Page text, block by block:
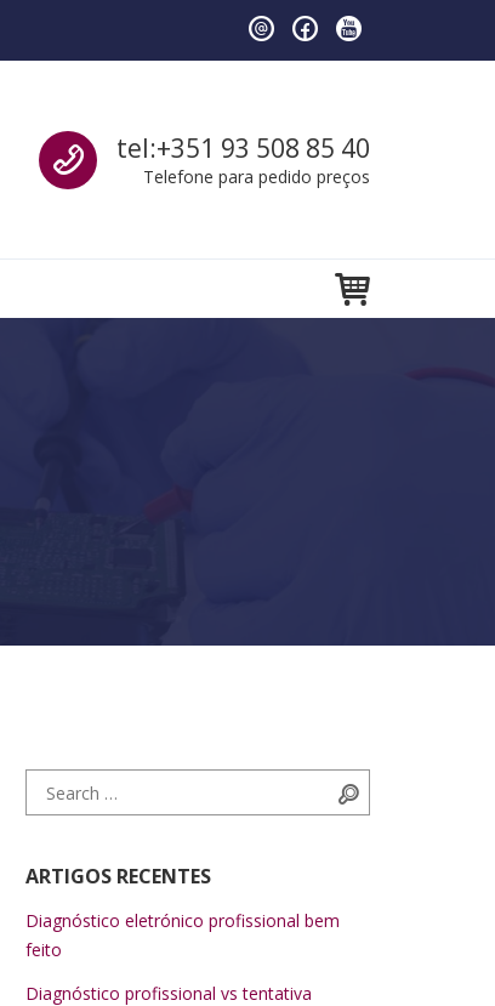
Call us
tel:+351 93 508 85 40
Telefone para pedido preços
Search for:
ARTIGOS RECENTES
Diagnóstico eletrónico profissional bem
feito
Diagnóstico profissional vs tentativa